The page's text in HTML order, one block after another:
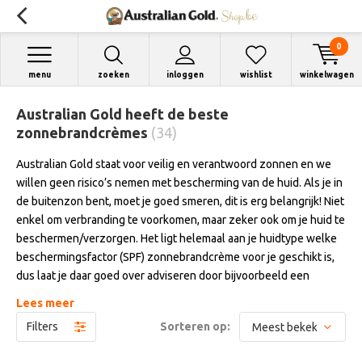
zoeken inloggen
menu wishlist winkelwagen
0
Australian Gold heeft de beste
zonnebrandcrèmes (34)
Australian Gold staat voor veilig en verantwoord zonnen en we
willen geen risico’s nemen met bescherming van de huid. Als je in
de buitenzon bent, moet je goed smeren, dit is erg belangrijk! Niet
enkel om verbranding te voorkomen, maar zeker ook om je huid te
beschermen/verzorgen. Het ligt helemaal aan je huidtype welke
beschermingsfactor (SPF) zonnebrandcrème voor je geschikt is,
dus laat je daar goed over adviseren door bijvoorbeeld een
hieronder) je huidtype bepalen en geeft KWF een advies welke
factor je minimaal het best kunt gebruiken. Kies je
Lees meer
Filters
Sorteren op: